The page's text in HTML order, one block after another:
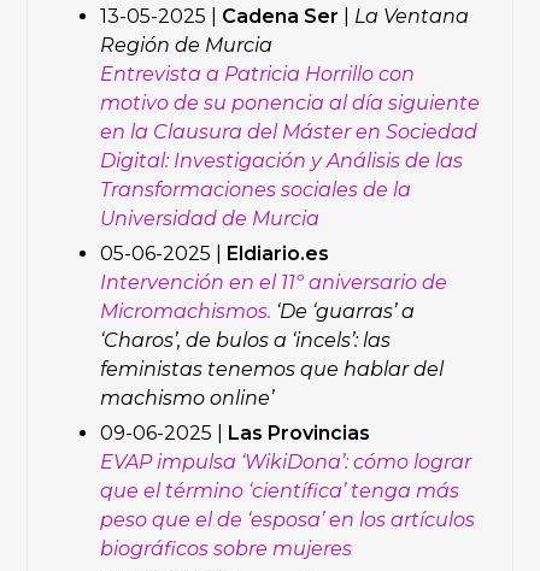
13-05-2025 | Cadena Ser
La Ventana
Región de Murcia
Entrevista a Patricia Horrillo con
motivo de su ponencia al día siguiente
en la Clausura del Máster en Sociedad
Digital: Investigación y Análisis de las
Transformaciones sociales de la
Universidad de Murcia
05-06-2025 |
Eldiario.es
Intervención en el 11º aniversario de
Micromachismos. ‘De ‘guarras’ a
‘Charos’, de bulos a ‘incels’: las
feministas tenemos que hablar del
machismo online’
09-06-2025 |
Las Provincias
EVAP impulsa ‘WikiDona’: cómo lograr
que el término ‘científica’ tenga más
peso que el de ‘esposa’ en los artículos
biográficos sobre mujeres